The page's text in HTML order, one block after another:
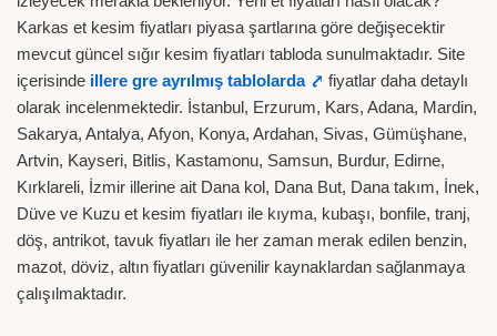
Karkas et kesim fiyatları piyasa şartlarına göre değişecektir
mevcut güncel sığır kesim fiyatları tabloda sunulmaktadır. Site
içerisinde illere gre ayrılmış tablolarda ⤤ fiyatlar daha detaylı
olarak incelenmektedir. İstanbul, Erzurum, Kars, Adana, Mardin,
Sakarya, Antalya, Afyon, Konya, Ardahan, Sivas, Gümüşhane,
Artvin, Kayseri, Bitlis, Kastamonu, Samsun, Burdur, Edirne,
Kırklareli, İzmir illerine ait Dana kol, Dana But, Dana takım, İnek,
Düve ve Kuzu et kesim fiyatları ile kıyma, kubaşı, bonfile, tranj,
döş, antrikot, tavuk fiyatları ile her zaman merak edilen benzin,
mazot, döviz, altın fiyatları güvenilir kaynaklardan sağlanmaya
çalışılmaktadır.